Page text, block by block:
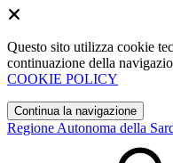
Questo sito utilizza cookie
continuazione della
COOKIE POLICY
Continua la navigazione
Regione Autonoma della